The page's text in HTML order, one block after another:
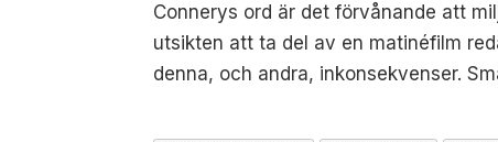
Connerys ord är det förvånande att
utsikten att ta del av en matinéfilm
denna, och andra, inkonsekvenser.